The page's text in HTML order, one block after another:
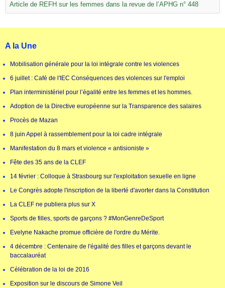
Article de REFH sur les femmes dans la revue de l’APHG n° 448
A la Une
Mobilisation générale pour la loi intégrale contre les violences
6 juillet : Café de l'IEC Conséquences des violences sur l'emploi
Plan interministériel pour l’égalité entre les femmes et les hommes.
Adoption de la Directive européenne sur la Transparence des salaires
Procès de Mazan
8 juin Appel à rassemblement pour la loi cadre intégrale
Manifestation du 8 mars et violence « antisioniste »
Fête des 35 ans de la CLEF
14 février : Colloque à Strasbourg sur l'exploitation sexuelle en ligne
Le Congrès adopte l'inscription de la liberté d'avorter dans la Constitution
La CLEF ne publiera plus sur X
Sports de filles, sports de garçons ? #MonGenreDeSport
Evelyne Nakache promue officière de l'ordre du Mérite.
4 décembre : Centenaire de l'égalité des filles et garçons devant le
baccalauréat
Célébration de la loi de 2016
Exposition sur le discours de Simone Veil